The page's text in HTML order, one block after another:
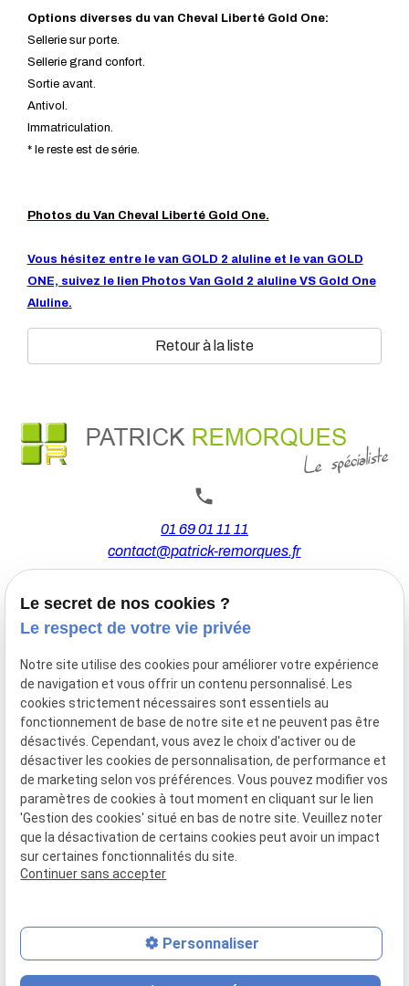
Options diverses du van Cheval Liberté Gold One:
Sellerie sur porte.
Sellerie grand confort.
Sortie avant.
Antivol.
Immatriculation.
* le reste est de série.
Photos du Van Cheval Liberté Gold One.
Vous hésitez entre le van GOLD 2 aluline et le van GOLD
ONE, suivez le lien Photos Van Gold 2 aluline VS Gold One
Aluline.
Retour à la liste
01 69 01 11 11
contact@patrick-remorques.fr
44 Avenue de la Division Leclerc
91160 BALLAINVILLIERS
Du Mardi au Samedi
De 9h00 à 12h30 et de 13h30 à 18h00
Le Lundi sur rendez-vous.
Mentions
légales
Politique de
confidentialité
Gestion
des
cookies
Plan du
site
Siret :77556328100028
Le secret de nos cookies ?
Le respect de votre vie privée
Notre site utilise des cookies pour améliorer votre expérience
de navigation et vous offrir un contenu personnalisé. Les
cookies strictement nécessaires sont essentiels au
fonctionnement de base de notre site et ne peuvent pas être
désactivés. Cependant, vous avez le choix d'activer ou de
désactiver les cookies de personnalisation, de performance et
de marketing selon vos préférences. Vous pouvez modifier vos
paramètres de cookies à tout moment en cliquant sur le lien
'Gestion des cookies' situé en bas de notre site. Veuillez noter
que la désactivation de certains cookies peut avoir un impact
sur certaines fonctionnalités du site.
Continuer sans accepter
Personnaliser